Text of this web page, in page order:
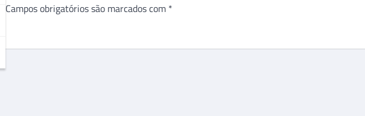
Campos obrigatórios são marcados com *